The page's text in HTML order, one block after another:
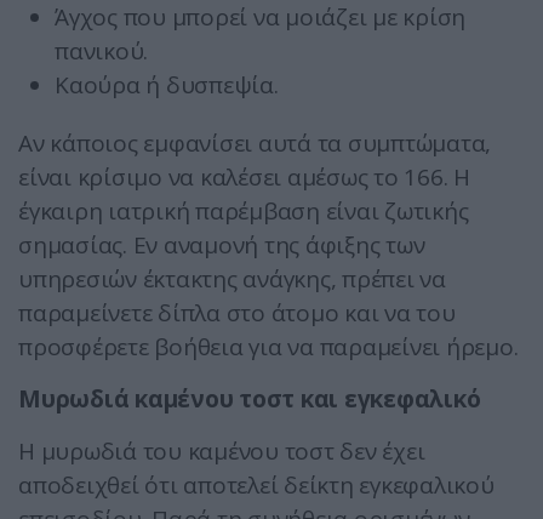
Άγχος που μπορεί να μοιάζει με κρίση
πανικού.
Καούρα ή δυσπεψία.
Αν κάποιος εμφανίσει αυτά τα συμπτώματα,
είναι κρίσιμο να καλέσει αμέσως το 166. Η
έγκαιρη ιατρική παρέμβαση είναι ζωτικής
σημασίας. Εν αναμονή της άφιξης των
υπηρεσιών έκτακτης ανάγκης, πρέπει να
παραμείνετε δίπλα στο άτομο και να του
προσφέρετε βοήθεια για να παραμείνει ήρεμο.
Μυρωδιά καμένου τοστ και εγκεφαλικό
Η μυρωδιά του καμένου τοστ δεν έχει
αποδειχθεί ότι αποτελεί δείκτη εγκεφαλικού